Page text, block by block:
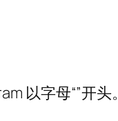
以字母“”开头。